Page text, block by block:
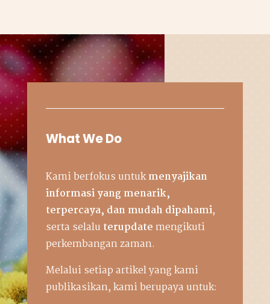
What We Do
Kami berfokus untukmenyajikan
informasi yang menarik,
terpercaya, dan mudah dipahami,
serta selalu terupdate mengikuti
perkembangan zaman.
Melalui setiap artikel yang kami
publikasikan, kami berupaya untuk: